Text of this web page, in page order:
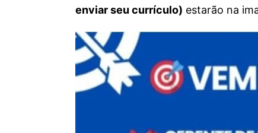
enviar seu currículo) estarão na